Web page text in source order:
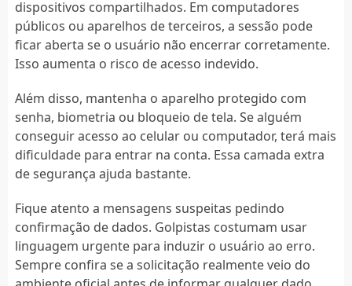
dispositivos compartilhados. Em computadores
públicos ou aparelhos de terceiros, a sessão pode
ficar aberta se o usuário não encerrar corretamente.
Isso aumenta o risco de acesso indevido.
Além disso, mantenha o aparelho protegido com
senha, biometria ou bloqueio de tela. Se alguém
conseguir acesso ao celular ou computador, terá mais
dificuldade para entrar na conta. Essa camada extra
de segurança ajuda bastante.
Fique atento a mensagens suspeitas pedindo
confirmação de dados. Golpistas costumam usar
linguagem urgente para induzir o usuário ao erro.
Sempre confira se a solicitação realmente veio do